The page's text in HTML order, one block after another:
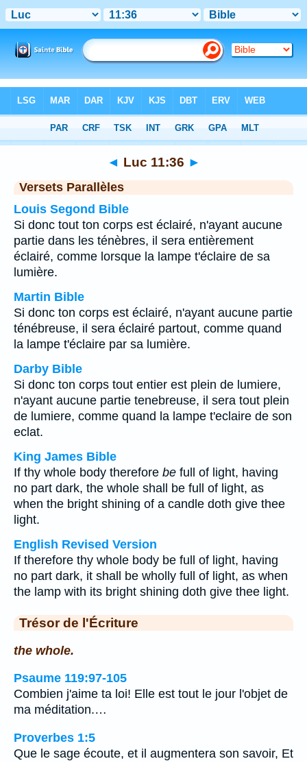
Chapitre 11 > Verset 36
◄ Luc 11:36 ►
Versets Parallèles
Louis Segond Bible
Si donc tout ton corps est éclairé, n'ayant aucune
partie dans les ténèbres, il sera entièrement
éclairé, comme lorsque la lampe t'éclaire de sa
lumière.
Martin Bible
Si donc ton corps est éclairé, n'ayant aucune partie
ténébreuse, il sera éclairé partout, comme quand
la lampe t'éclaire par sa lumière.
Darby Bible
Si donc ton corps tout entier est plein de lumiere,
n'ayant aucune partie tenebreuse, il sera tout plein
de lumiere, comme quand la lampe t'eclaire de son
eclat.
King James Bible
If thy whole body therefore be full of light, having
no part dark, the whole shall be full of light, as
when the bright shining of a candle doth give thee
light.
English Revised Version
If therefore thy whole body be full of light, having
no part dark, it shall be wholly full of light, as when
the lamp with its bright shining doth give thee light.
Trésor de l'Écriture
the whole.
Psaume 119:97-105
Combien j'aime ta loi! Elle est tout le jour l'objet de
ma méditation.…
Proverbes 1:5
Que le sage écoute, et il augmentera son savoir, Et